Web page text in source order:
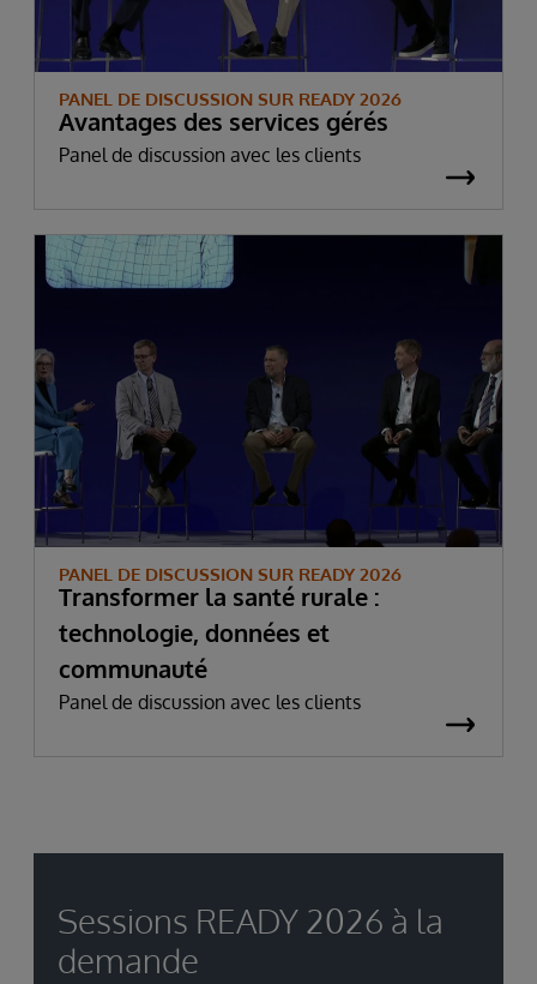
PANEL DE DISCUSSION SUR READY 2026
Avantages des services gérés
Panel de discussion avec les clients
PANEL DE DISCUSSION SUR READY 2026
Transformer la santé rurale :
technologie, données et
communauté
Panel de discussion avec les clients
Sessions READY 2026 à la
demande